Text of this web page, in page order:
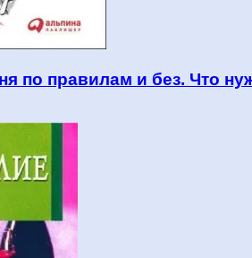
по правилам и без. Что